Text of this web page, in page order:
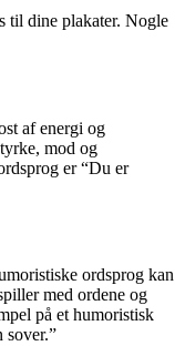
til dine plakater. Nogle
af energi og
mod og
er “Du er
ordsprog kan
med ordene og
på et humoristisk
sover.”